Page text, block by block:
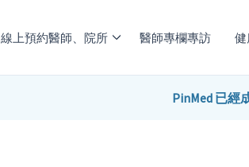
線上預約醫師、院所 醫師專欄專訪
PinMed 已經